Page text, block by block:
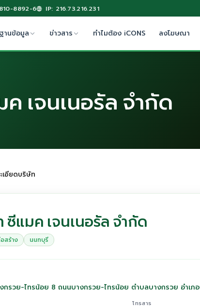
8892-6 IP: 216.73.216.231
ฐานข้อมูล ข่าวสาร ทำไมต้อง iCONS ลงโฆษณา
เจนเนอรัล จำกัด
เอียดบริษัท
ซีแมค เจนเนอรัล จำกัด
สร้าง นนทบุรี
รวย-ไทรน้อย 8 ถนนบางกรวย-ไทรน้อย ตำบลบางกรวย อำเภ
โทรสาร